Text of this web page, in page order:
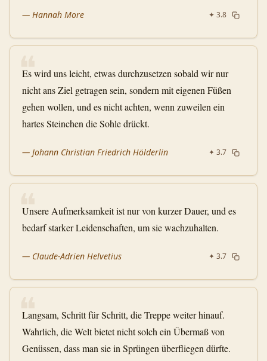
— Hannah More ✦ 3.8
❝
Es wird uns leicht, etwas durchzusetzen sobald wir nur
nicht ans Ziel getragen sein, sondern mit eigenen Füßen
gehen wollen, und es nicht achten, wenn zuweilen ein
hartes Steinchen die Sohle drückt.
— Johann Christian Friedrich Hölderlin ✦ 3.7
❝
Unsere Aufmerksamkeit ist nur von kurzer Dauer, und es
bedarf starker Leidenschaften, um sie wachzuhalten.
— Claude-Adrien Helvetius ✦ 3.7
❝
Langsam, Schritt für Schritt, die Treppe weiter hinauf.
Wahrlich, die Welt bietet nicht solch ein Übermaß von
Genüssen, dass man sie in Sprüngen überfliegen dürfte.